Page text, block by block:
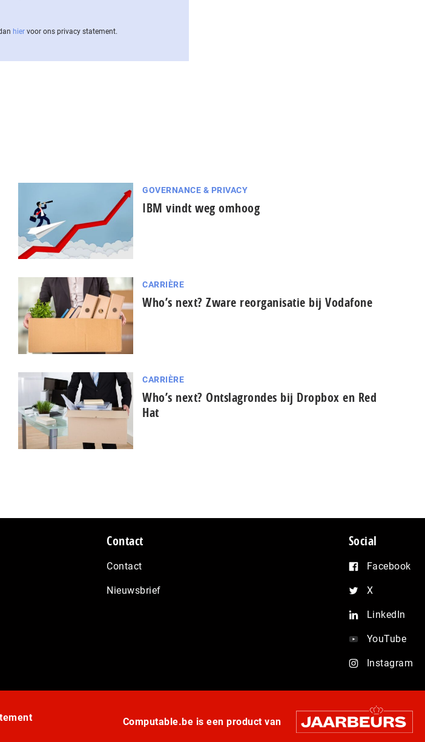
hier voor ons privacy statement.
GOVERNANCE & PRIVACY
IBM vindt weg omhoog
CARRIÈRE
Who’s next? Zware reorganisatie bij Vodafone
CARRIÈRE
Who’s next? Ontslagrondes bij Dropbox en Red
Hat
Contact
Contact
Nieuwsbrief
Social
Facebook
X
LinkedIn
YouTube
Instagram
Computable.be is een product van